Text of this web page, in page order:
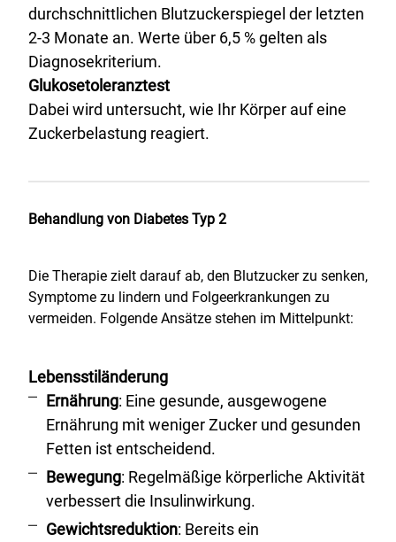
durchschnittlichen Blutzuckerspiegel der letzten
2-3 Monate an. Werte über 6,5 % gelten als
Diagnosekriterium.
Glukosetoleranztest
Dabei wird untersucht, wie Ihr Körper auf eine
Zuckerbelastung reagiert.
Behandlung von Diabetes Typ 2
Die Therapie zielt darauf ab, den Blutzucker zu senken,
Symptome zu lindern und Folgeerkrankungen zu
vermeiden. Folgende Ansätze stehen im Mittelpunkt:
Lebensstiländerung
Ernährung: Eine gesunde, ausgewogene
Ernährung mit weniger Zucker und gesunden
Fetten ist entscheidend.
Bewegung: Regelmäßige körperliche Aktivität
verbessert die Insulinwirkung.
Gewichtsreduktion: Bereits ein